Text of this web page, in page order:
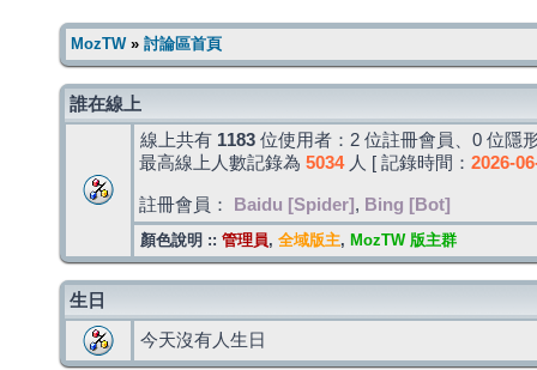
MozTW» 討論區首頁
誰在線上
線上共有 1183 位使用者：2 位註冊會員、0 位隱
最高線上人數記錄為 5034人 [ 記錄時間： 2026-
註冊會員： Baidu [Spider] , Bing [Bot]
顏色說明 :: 管理員, 全域版主, MozTW 版主群
生日
今天沒有人生日